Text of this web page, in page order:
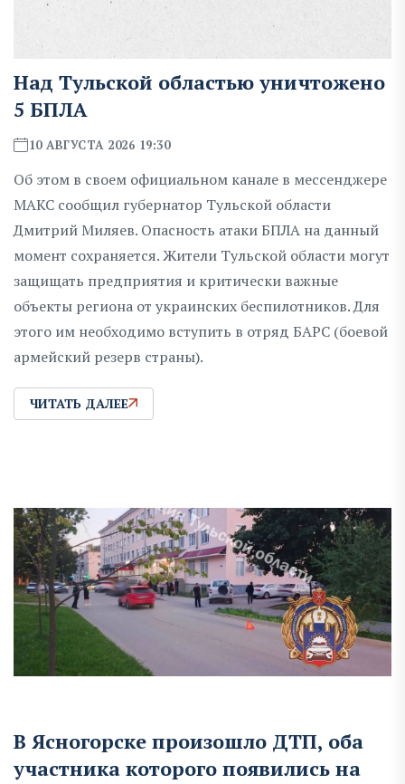
Над Тульской областью уничтожено
5 БПЛА
10 АВГУСТА 2026 19:30
Об этом в своем официальном канале в мессенджере
МАКС сообщил губернатор Тульской области
Дмитрий Миляев. Опасность атаки БПЛА на данный
момент сохраняется. Жители Тульской области могут
защищать предприятия и критически важные
объекты региона от украинских беспилотников. Для
этого им необходимо вступить в отряд БАРС (боевой
армейский резерв страны).
ЧИТАТЬ ДАЛЕЕ
В Ясногорске произошло ДТП, оба
участника которого появились на